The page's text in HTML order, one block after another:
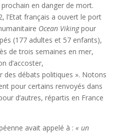
en danger de mort.
l’Etat français a ouvert le port
Ocean Vikingpour
(177 adultes et 57 enfants),
de trois semaines en mer,
d’accoster,
des débats politiques ». Notons
pour certains renvoyés dans
d’autres, répartis en France
avait appelé à : « un